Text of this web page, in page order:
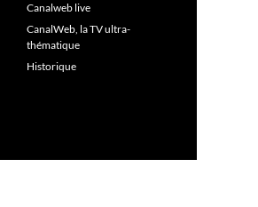
Canalweb live
CanalWeb, la TV ultra-
thématique
Historique